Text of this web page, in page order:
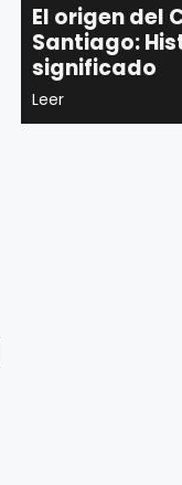
El origen del
Santiago:
significado
Leer